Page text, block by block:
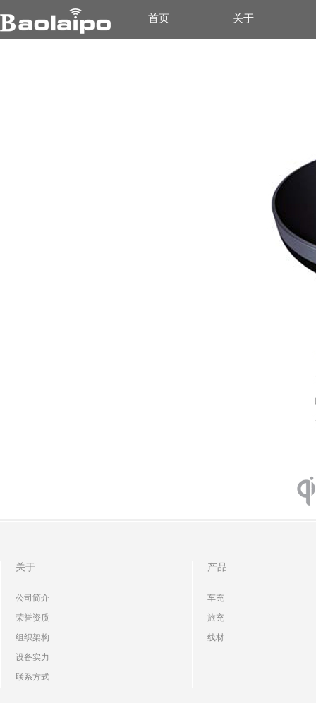
首页 关于
关于
公司简介
荣誉资质
组织架构
设备实力
联系方式
产品
车充
旅充
线材